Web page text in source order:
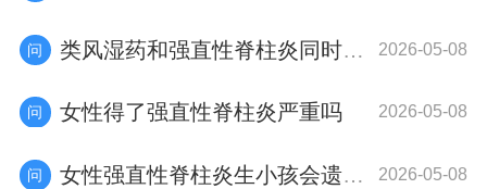
2026-05-08
类风湿药和强直性脊柱炎同时是不是特别疼
2026-05-08
女性得了强直性脊柱炎严重吗
2026-05-08
女性强直性脊柱炎生小孩会遗传吗